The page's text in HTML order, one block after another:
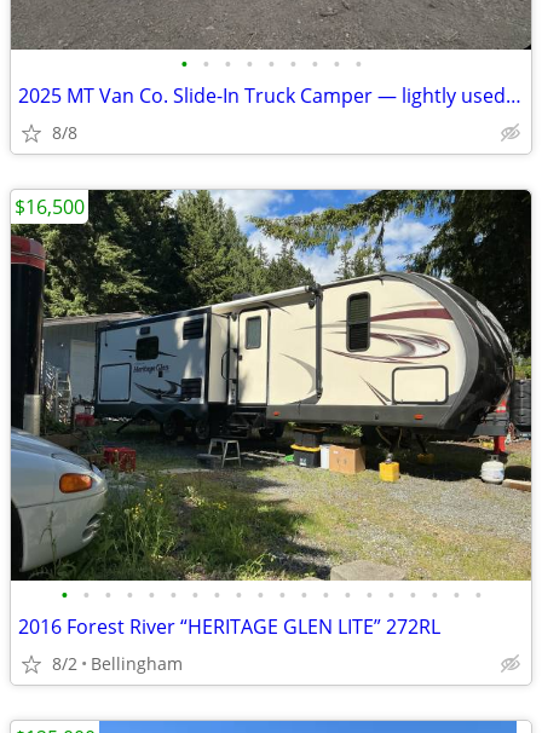
• • • • • • • • •
2025 MT Van Co. Slide-In Truck Camper — lightly used and ready for adv
8/8
• • • • • • • • • • • • • • • • • • • •
2016 Forest River “HERITAGE GLEN LITE” 272RL
8/2 Bellingham
$16,500